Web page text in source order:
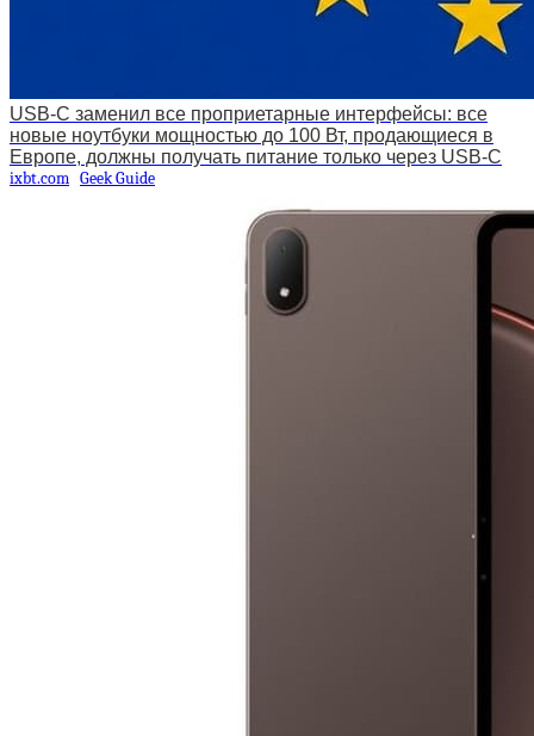
USB-C заменил все проприетарные интерфейсы: все
новые ноутбуки мощностью до 100 Вт, продающиеся в
Европе, должны получать питание только через USB-C
ixbt.com Geek Guide